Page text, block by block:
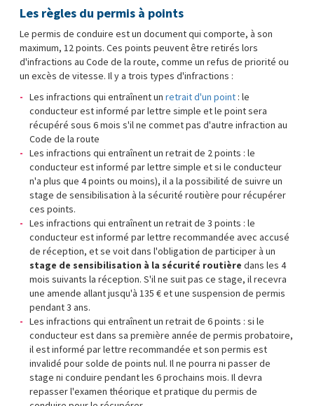
Les règles du permis à points
Le permis de conduire est un document qui comporte, à son
maximum, 12 points. Ces points peuvent être retirés lors
d'infractions au Code de la route, comme un refus de priorité ou
un excès de vitesse. Il y a trois types d'infractions :
Les infractions qui entraînent un retrait d'un point : le
conducteur est informé par lettre simple et le point sera
récupéré sous 6 mois s'il ne commet pas d'autre infraction au
Code de la route
Les infractions qui entraînent un retrait de 2 points : le
conducteur est informé par lettre simple et si le conducteur
n'a plus que 4 points ou moins), il a la possibilité de suivre un
stage de sensibilisation à la sécurité routière pour récupérer
ces points.
Les infractions qui entraînent un retrait de 3 points : le
conducteur est informé par lettre recommandée avec accusé
de réception, et se voit dans l'obligation de participer à un
stage de sensibilisation à la sécurité routière dans les 4
mois suivants la réception. S'il ne suit pas ce stage, il recevra
une amende allant jusqu'à 135 € et une suspension de permis
pendant 3 ans.
Les infractions qui entraînent un retrait de 6 points : si le
conducteur est dans sa première année de permis probatoire,
il est informé par lettre recommandée et son permis est
invalidé pour solde de points nul. Il ne pourra ni passer de
stage ni conduire pendant les 6 prochains mois. Il devra
repasser l'examen théorique et pratique du permis de